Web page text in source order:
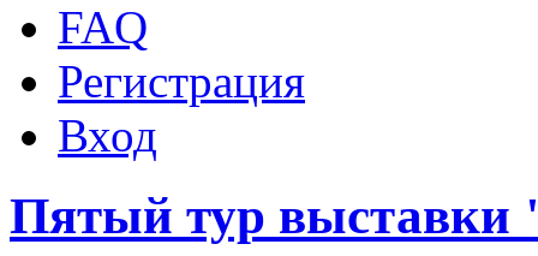
FAQ
Регистрация
Вход
Пятый тур выставки